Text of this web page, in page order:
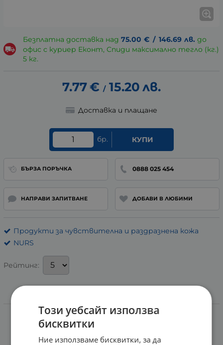
Безплатна доставка над 75.00 € / 146.69 лв. до
офис с куриер Еконт, Спиди максимално тегло (кг.)
5 кг.
7.77€ / 15.20 лв.
Доставка и плащане
бр. КУПИ
БЪРЗА ПОРЪЧКА 0888 025 454
НАПРАВИ ЗАПИТВАНЕ ДОБАВИ В ЛЮБИМИ
Продукти за чувствителна и раздразнена кожа
NURS
Рейтинг:
Информация
НУРС КАТРАНОВО МАСЛО ОТ
ХВОЙНА спрей 150 мл
Този уебсайт използва
бисквитки
Ние използваме бисквитки, за да